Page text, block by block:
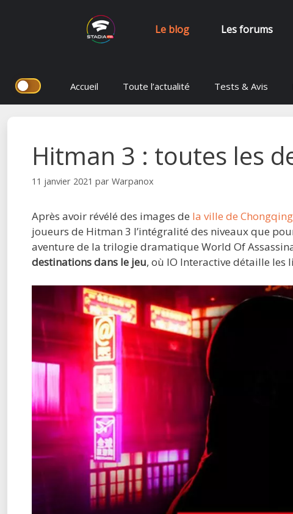
Le blog Les forums
Aller
contenu
Accueil Toute l’actualité Tests & Avis
Hitman 3 : toutes les
11 janvier 2021 par Warpanox
Après avoir révélé des images de la ville de Chongqing
joueurs de Hitman 3 l’intégralité des niveaux que
aventure de la trilogie dramatique World Of
destinations dans le jeu, où IO Interactive détaille les